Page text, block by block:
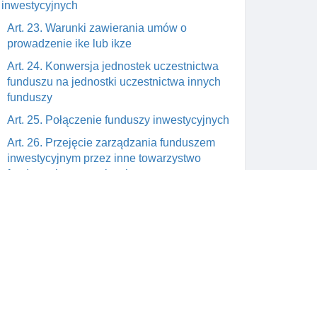
inwestycyjnych
Art. 23. Warunki zawierania umów o
prowadzenie ike lub ikze
Art. 24. Konwersja jednostek uczestnictwa
funduszu na jednostki uczestnictwa innych
funduszy
Art. 25. Połączenie funduszy inwestycyjnych
Art. 26. Przejęcie zarządzania funduszem
inwestycyjnym przez inne towarzystwo
funduszy inwestycyjnych